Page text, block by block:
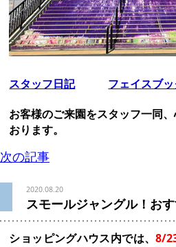
スタッフ日記
フェイスブ
お客様のご来園をスタッフ一同
おります。
次の記事
2020.08.20
スモールジャングル！おす
ショッピングハウス内では、8/